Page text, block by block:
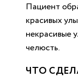
Пациент
красивых
некрасивые
челюсть.
ЧТО